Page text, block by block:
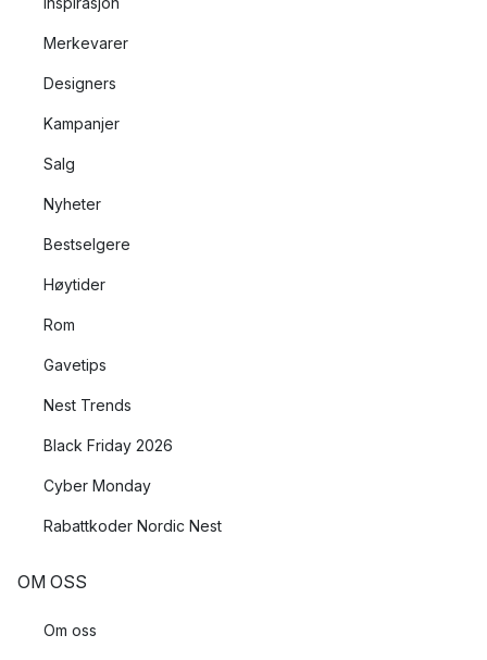
Merkevarer
Designers
Kampanjer
Salg
Nyheter
Bestselgere
Høytider
Rom
Gavetips
Nest Trends
Black Friday 2026
Cyber Monday
Rabattkoder Nordic Nest
OM OSS
Om oss